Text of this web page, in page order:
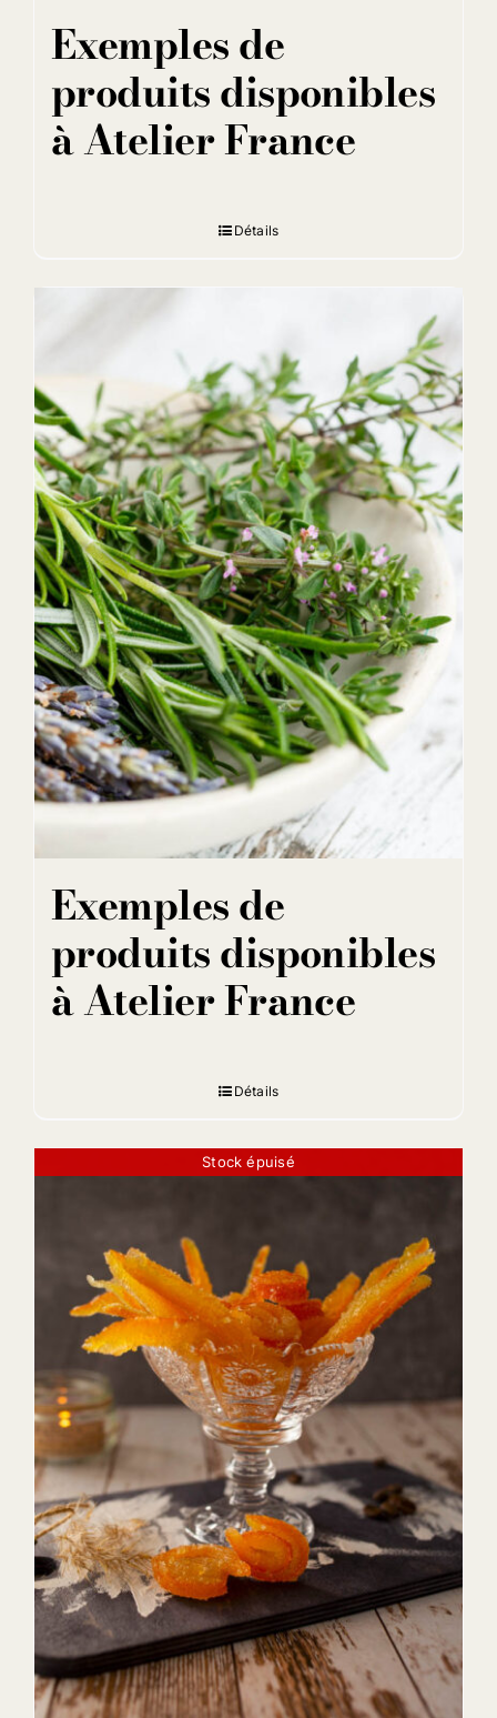
Exemples de
produits disponibles
à Atelier France
Détails
Exemples de
produits disponibles
à Atelier France
Détails
Stock épuisé